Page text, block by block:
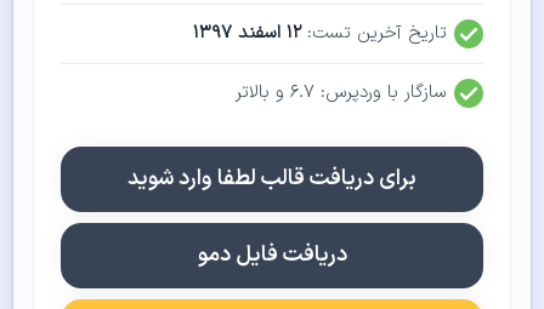
تاریخ آخرین تست:۱۲ اسفند ۱۳۹۷
سازگار با وردپرس: ۶.۷ و بالاتر
برای دریافت قالب لطفا وارد شوید
دریافت فایل دمو